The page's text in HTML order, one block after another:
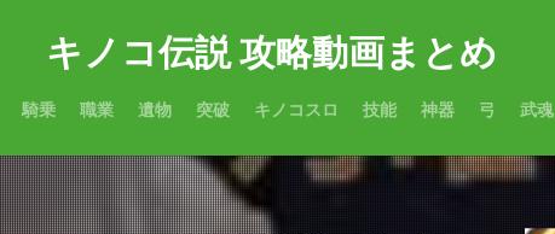
キノコ伝説 攻略動画まとめ
騎乗 職業 遺物 突破 キノコスロ 技能 神器 弓 武魂